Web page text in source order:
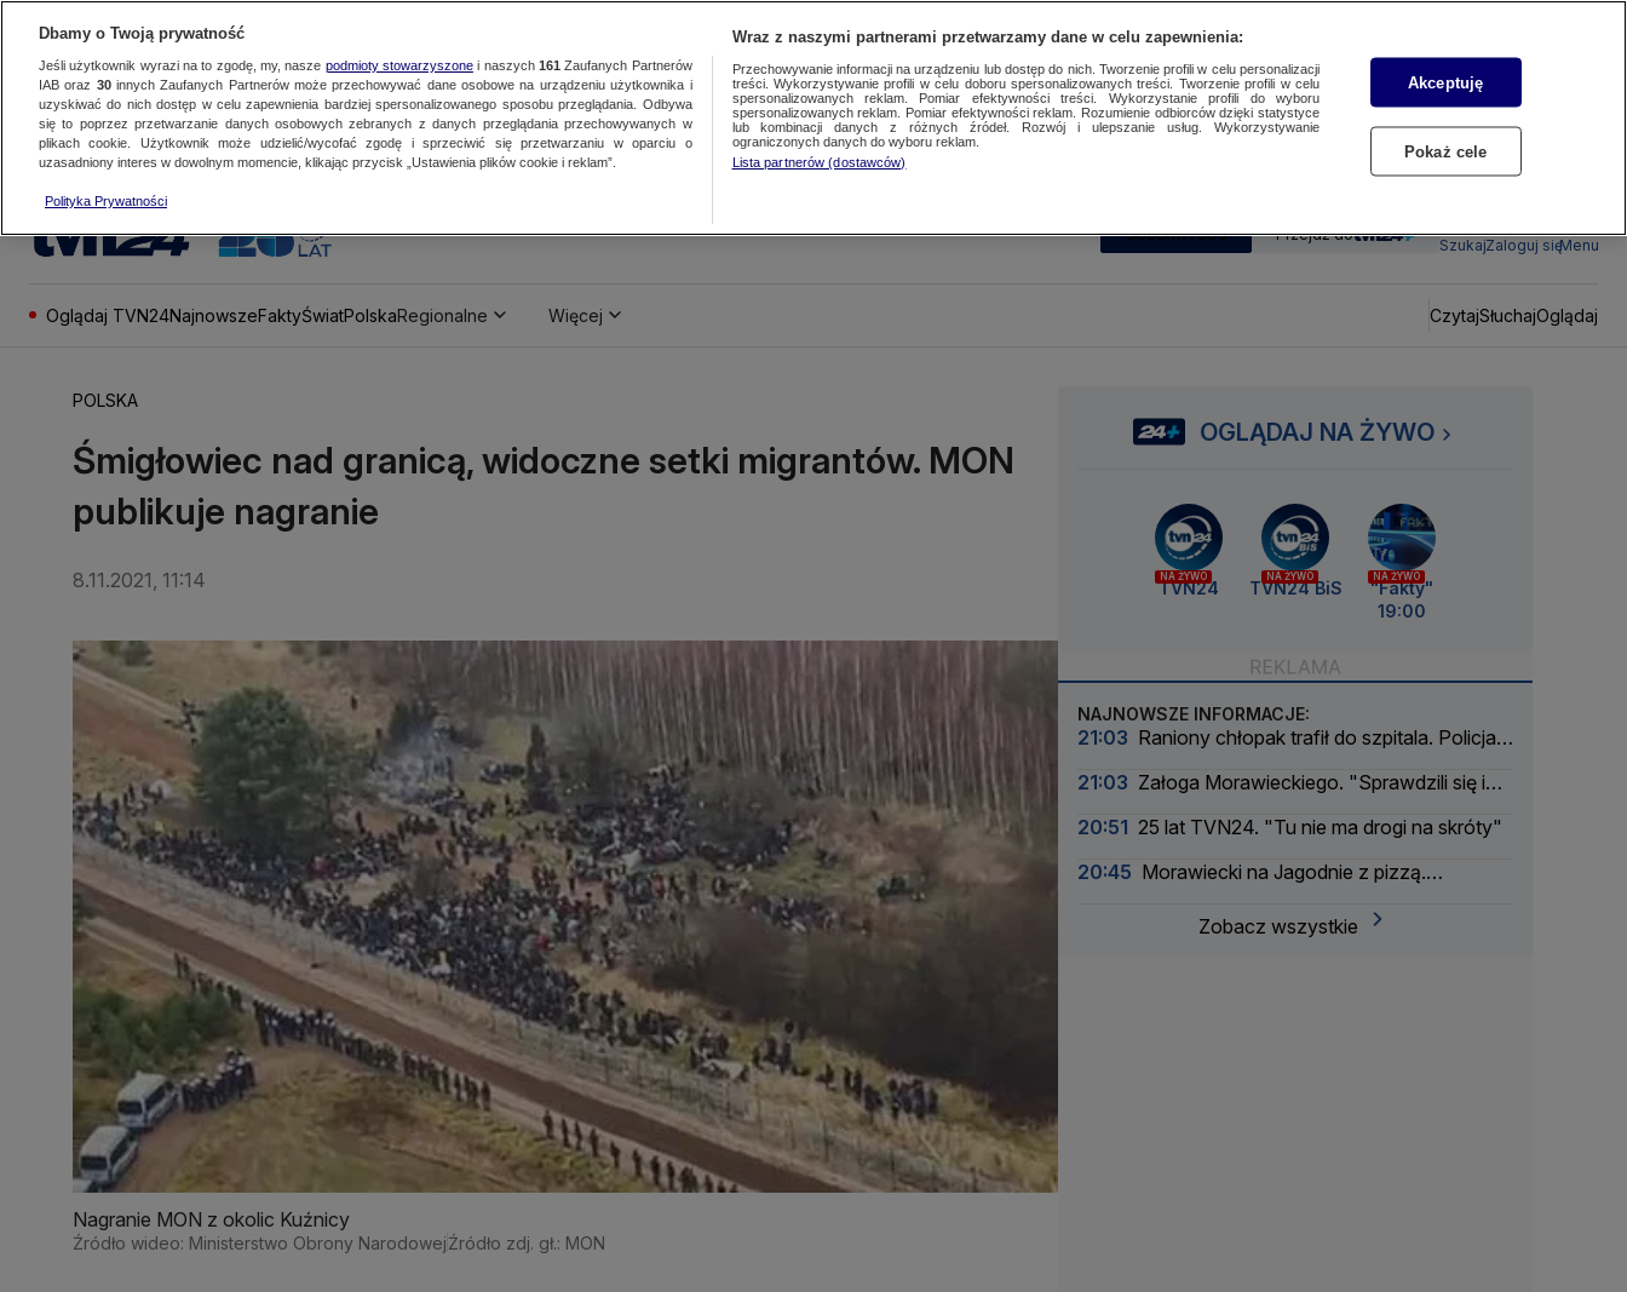
SUBSKRYBUJ Przejdź do
SzukajZaloguj sięMenu
Oglądaj TVN24NajnowszeFaktyŚwiatPolskaRegionalne Więcej CzytajSłuchajOglądaj
POLSKA
Śmigłowiec nad granicą, widoczne setki migrantów. MON
publikuje nagranie
8.11.2021, 11:14
Nagranie MON z okolic Kuźnicy
Źródło wideo: Ministerstwo Obrony NarodowejŹródło zdj. gł.: MON
OGLĄDAJ NA ŻYWO
NA ŻYWO
TVN24
NA ŻYWO
TVN24 BiS
NA ŻYWO
"Fakty"
19:00
NAJNOWSZE INFORMACJE:
21:03 Raniony chłopak trafił do szpitala. Policja
21:03 Załoga Morawieckiego. "Sprawdzili się i
20:51 25 lat TVN24. "Tu nie ma drogi na skróty"
20:45 Morawiecki na Jagodnie z pizzą.
Zobacz wszystkie
Dbamy o Twoją prywatność
Jeśli użytkownik wyrazi na to zgodę, my, nasze podmioty stowarzyszonei naszych 161 Zaufanych Partnerów
IAB oraz 30innych Zaufanych Partnerów może przechowywać dane osobowe na urządzeniu użytkownika i
uzyskiwać do nich dostęp w celu zapewnienia bardziej spersonalizowanego sposobu przeglądania. Odbywa
się to poprzez przetwarzanie danych osobowych zebranych z danych przeglądania przechowywanych w
plikach cookie. Użytkownik może udzielić/wycofać zgodę i sprzeciwić się przetwarzaniu w oparciu o
uzasadniony interes w dowolnym momencie, klikając przycisk „Ustawienia plików cookie i reklam”.
Polityka Prywatności
Wraz z naszymi partnerami przetwarzamy dane w celu zapewnienia:
Przechowywanie informacji na urządzeniu lub dostęp do nich. Tworzenie profili w celu personalizacji
treści. Wykorzystywanie profili w celu doboru spersonalizowanych treści. Tworzenie profili w celu
spersonalizowanych reklam. Pomiar efektywności treści. Wykorzystanie profili do wyboru
spersonalizowanych reklam. Pomiar efektywności reklam. Rozumienie odbiorców dzięki statystyce
lub kombinacji danych z różnych źródeł. Rozwój i ulepszanie usług. Wykorzystywanie
ograniczonych danych do wyboru reklam.
Lista partnerów (dostawców)
Akceptuję
Pokaż cele